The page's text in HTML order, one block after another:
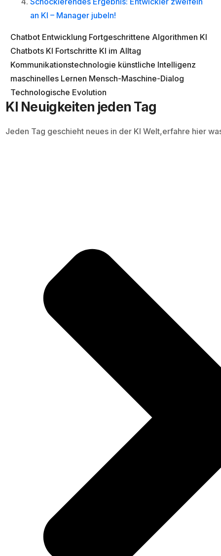
an KI – Manager jubeln!
Chatbot Entwicklung Fortgeschrittene Algorithmen KI
Chatbots KI Fortschritte KI im Alltag
Kommunikationstechnologie künstliche Intelligenz
maschinelles Lernen Mensch-Maschine-Dialog
Technologische Evolution
KI Neuigkeiten jeden Tag
Jeden Tag geschieht neues in der KI Welt,erfahre hier